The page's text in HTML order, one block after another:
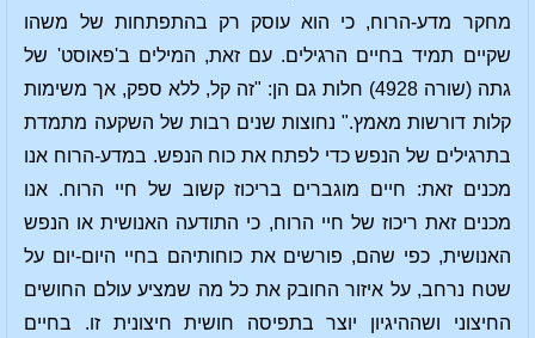
מחקר מדע-הרוח, כי הוא עוסק רק בהתפתחות של משהו
שקיים תמיד בחיים הרגילים. עם זאת, המילים ב'פאוסט' של
גתה (שורה 4928) חלות גם הן: "זה קל, ללא ספק, אך משימות
קלות דורשות מאמץ." נחוצות שנים רבות של השקעה מתמדת
בתרגילים של הנפש כדי לפתח את כוח הנפש. במדע-הרוח אנו
מכנים זאת: חיים מוגברים בריכוז קשוב של חיי הרוח. אנו
מכנים זאת ריכוז של חיי הרוח, כי התודעה האנושית או הנפש
האנושית, כפי שהם, פורשים את כוחותיהם בחיי היום-יום על
שטח נרחב, על איזור החובק את כל מה שמציע עולם החושים
החיצוני ושההיגיון יוצר בתפיסה חושית חיצונית זו. בחיים